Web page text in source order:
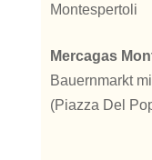
Montespertoli
Mercagas
Bauernmarkt
(Piazza Del